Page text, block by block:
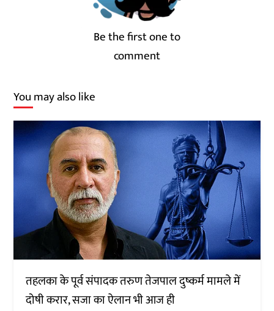
Be the first one to
comment
You may also like
तहलका के पूर्व संपादक तरुण तेजपाल दुष्कर्म मामले में
दोषी करार, सजा का ऐलान भी आज ही